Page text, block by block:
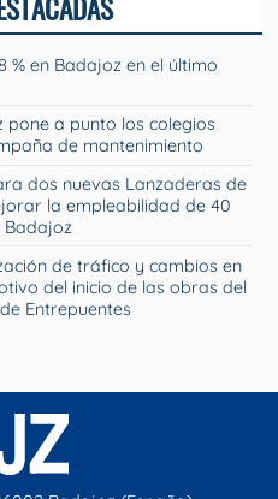
% en Badajoz en el último
pone a punto los colegios
de mantenimiento
dos nuevas Lanzaderas de
la empleabilidad de 40
Badajoz
de tráfico y cambios en
del inicio de las obras del
Entrepuentes